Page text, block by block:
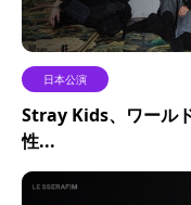
日本公演
Stray Kids、ワール
性...